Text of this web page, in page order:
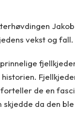
vekst og fall.
de en
da den